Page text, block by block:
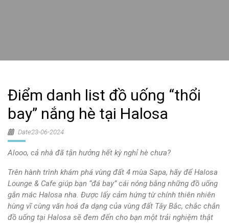
Điểm danh list đồ uống “thổi
bay” nắng hè tại Halosa
Date23-06-2024
Alooo, cả nhà đã tận hưởng hết kỳ nghỉ hè chưa?
Trên hành trình khám phá vùng đất 4 mùa Sapa, hãy để Halosa
Lounge & Cafe giúp bạn “đá bay” cái nóng bằng những đồ uống
gắn mác Halosa nha. Được lấy cảm hứng từ chính thiên nhiên
hùng vĩ cùng văn hoá đa dạng của vùng đất Tây Bắc, chắc chắn
đồ uống tại Halosa sẽ đem đến cho bạn một trải nghiệm thật